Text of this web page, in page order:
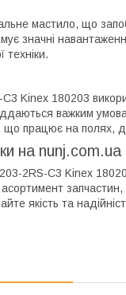
мастило, що
значні
техніки.
Kinex 180203
важким
що працює на полях,
на nunj.com.ua
2RS-C3 Kinex
якість та